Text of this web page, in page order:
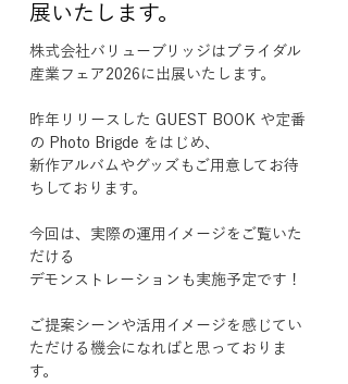
展いたします。
株式会社バリューブリッジはブライダル
産業フェア2026に出展いたします。
昨年リリースした GUEST BOOK や定番
の Photo Brigde をはじめ、
新作アルバムやグッズもご用意してお待
ちしております。
今回は、実際の運用イメージをご覧いた
だける
デモンストレーションも実施予定です！
ご提案シーンや活用イメージを感じてい
ただける機会になればと思っておりま
す。